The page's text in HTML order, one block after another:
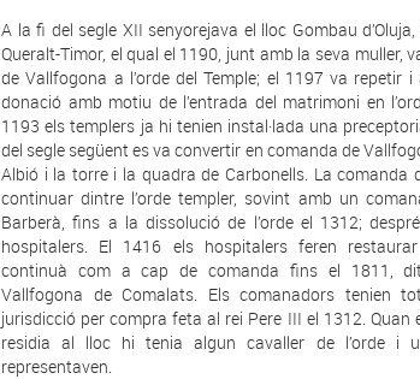
A la fi del segle XII senyorejava el lloc Gombau
Queralt-Timor, el qual el 1190, junt amb la seva muller,
de Vallfogona a l’orde del Temple; el 1197 va repetir
donació amb motiu de l’entrada del matrimoni en
1193 els templers ja hi tenien instal·lada una
del segle següent es va convertir en comanda de
Albió i la torre i la quadra de Carbonells. La comanda
continuar dintre l’orde templer, sovint amb un
Barberà, fins a la dissolució de l’orde el 1312;
hospitalers. El 1416 els hospitalers feren
continuà com a cap de comanda fins el 1811,
Vallfogona de Comalats. Els comanadors tenien
jurisdicció per compra feta al rei Pere III el 1312. Quan
residia al lloc hi tenia algun cavaller de l’orde i
representaven.